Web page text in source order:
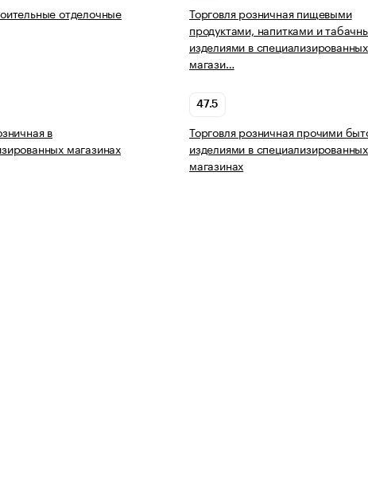
отделочные
Торговля розничная пищевыми
продуктами, напитками и
изделиями в специализированных
магази…
в
магазинах
47.5
Торговля розничная прочими
изделиями в специализированных
магазинах